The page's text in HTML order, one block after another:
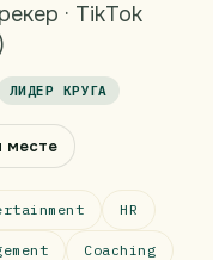
· TikTok
ЛИДЕР КРУГА
месте
HR
Coaching